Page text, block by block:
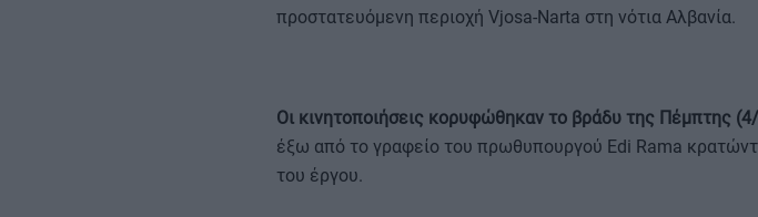
ΟΙΚΟΝΟΜΙΑ - ΕΠΙΧΕΙΡΗΣΕΙΣ
ΚΑΡΑΜΠΟΛΕΣ
προστατευόμενη περιοχή Vjosa-Narta στη νότια Αλβανία.
Οι κινητοποιήσεις κορυφώθηκαν το βράδυ της Πέμπτης
έξω από το γραφείο του πρωθυπουργού Edi Rama
του έργου.